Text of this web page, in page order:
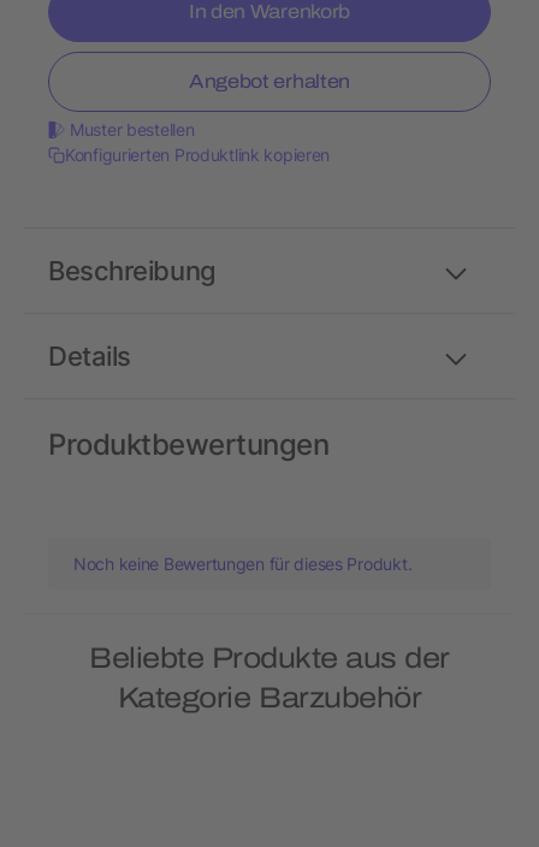
In den Warenkorb
Angebot erhalten
Muster bestellen
Konfigurierten Produktlink kopieren
Details
Beschreibung
Produktbewertungen
Noch keine Bewertungen für dieses Produkt.
Beliebte Produkte aus der
Kategorie Barzubehör